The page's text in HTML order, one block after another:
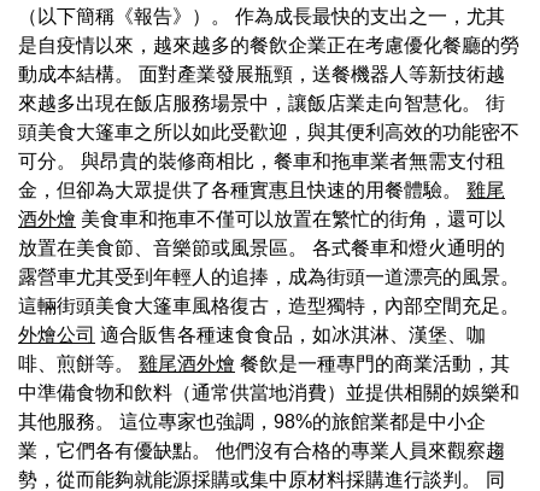
（以下簡稱《報告》）。 作為成長最快的支出之一，尤其
是自疫情以來，越來越多的餐飲企業正在考慮優化餐廳的勞
動成本結構。 面對產業發展瓶頸，送餐機器人等新技術越
來越多出現在飯店服務場景中，讓飯店業走向智慧化。 街
頭美食大篷車之所以如此受歡迎，與其便利高效的功能密不
可分。 與昂貴的裝修商相比，餐車和拖車業者無需支付租
金，但卻為大眾提供了各種實惠且快速的用餐體驗。 雞尾
酒外燴 美食車和拖車不僅可以放置在繁忙的街角，還可以
放置在美食節、音樂節或風景區。 各式餐車和燈火通明的
露營車尤其受到年輕人的追捧，成為街頭一道漂亮的風景。
這輛街頭美食大篷車風格復古，造型獨特，內部空間充足。
外燴公司 適合販售各種速食食品，如冰淇淋、漢堡、咖
啡、煎餅等。 雞尾酒外燴 餐飲是一種專門的商業活動，其
中準備食物和飲料（通常供當地消費）並提供相關的娛樂和
其他服務。 這位專家也強調，98%的旅館業都是中小企
業，它們各有優缺點。 他們沒有合格的專業人員來觀察趨
勢，從而能夠就能源採購或集中原材料採購進行談判。 同